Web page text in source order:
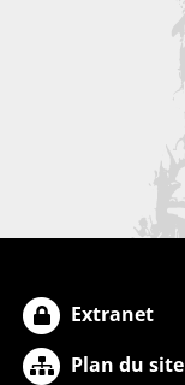
Extranet
Plan du site